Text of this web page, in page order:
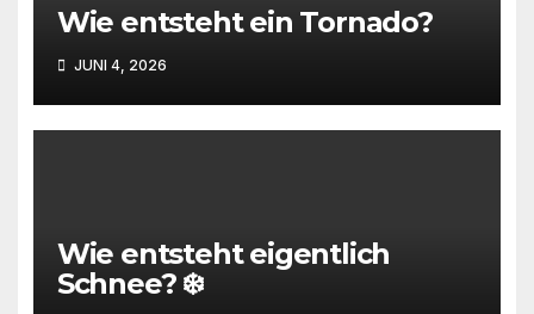
Wie entsteht ein Tornado?
JUNI 4, 2026
Wie entsteht eigentlich
Schnee? ❄️